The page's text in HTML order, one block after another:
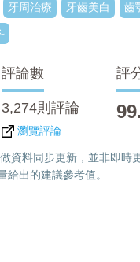
牙周治療 牙齒美白 齒
評論數
3,274則評論
瀏覽評論
評
資料同步更新，並非即時
給出的建議參考值。